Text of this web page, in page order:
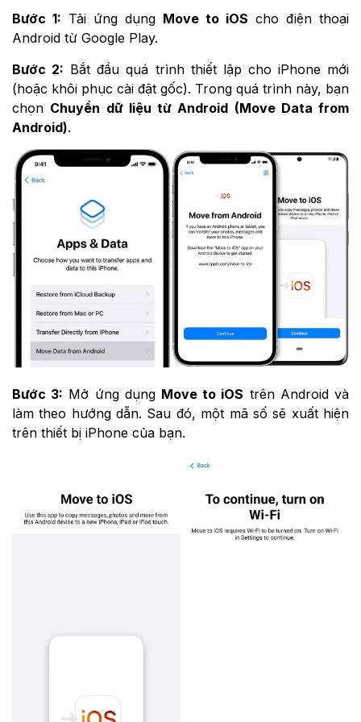
Bước 1: Tải ứng dụng Move to iOS cho điện thoại
Android từ Google Play.
Bước 2: Bắt đầu quá trình thiết lập cho iPhone mới
(hoặc khôi phục cài đặt gốc). Trong quá trình này, bạn
chọn Chuyển dữ liệu từ Android (Move Data from
Android).
Bước 3: Mở ứng dụng Move to iOS trên Android và
làm theo hướng dẫn. Sau đó, một mã số sẽ xuất hiện
trên thiết bị iPhone của bạn.